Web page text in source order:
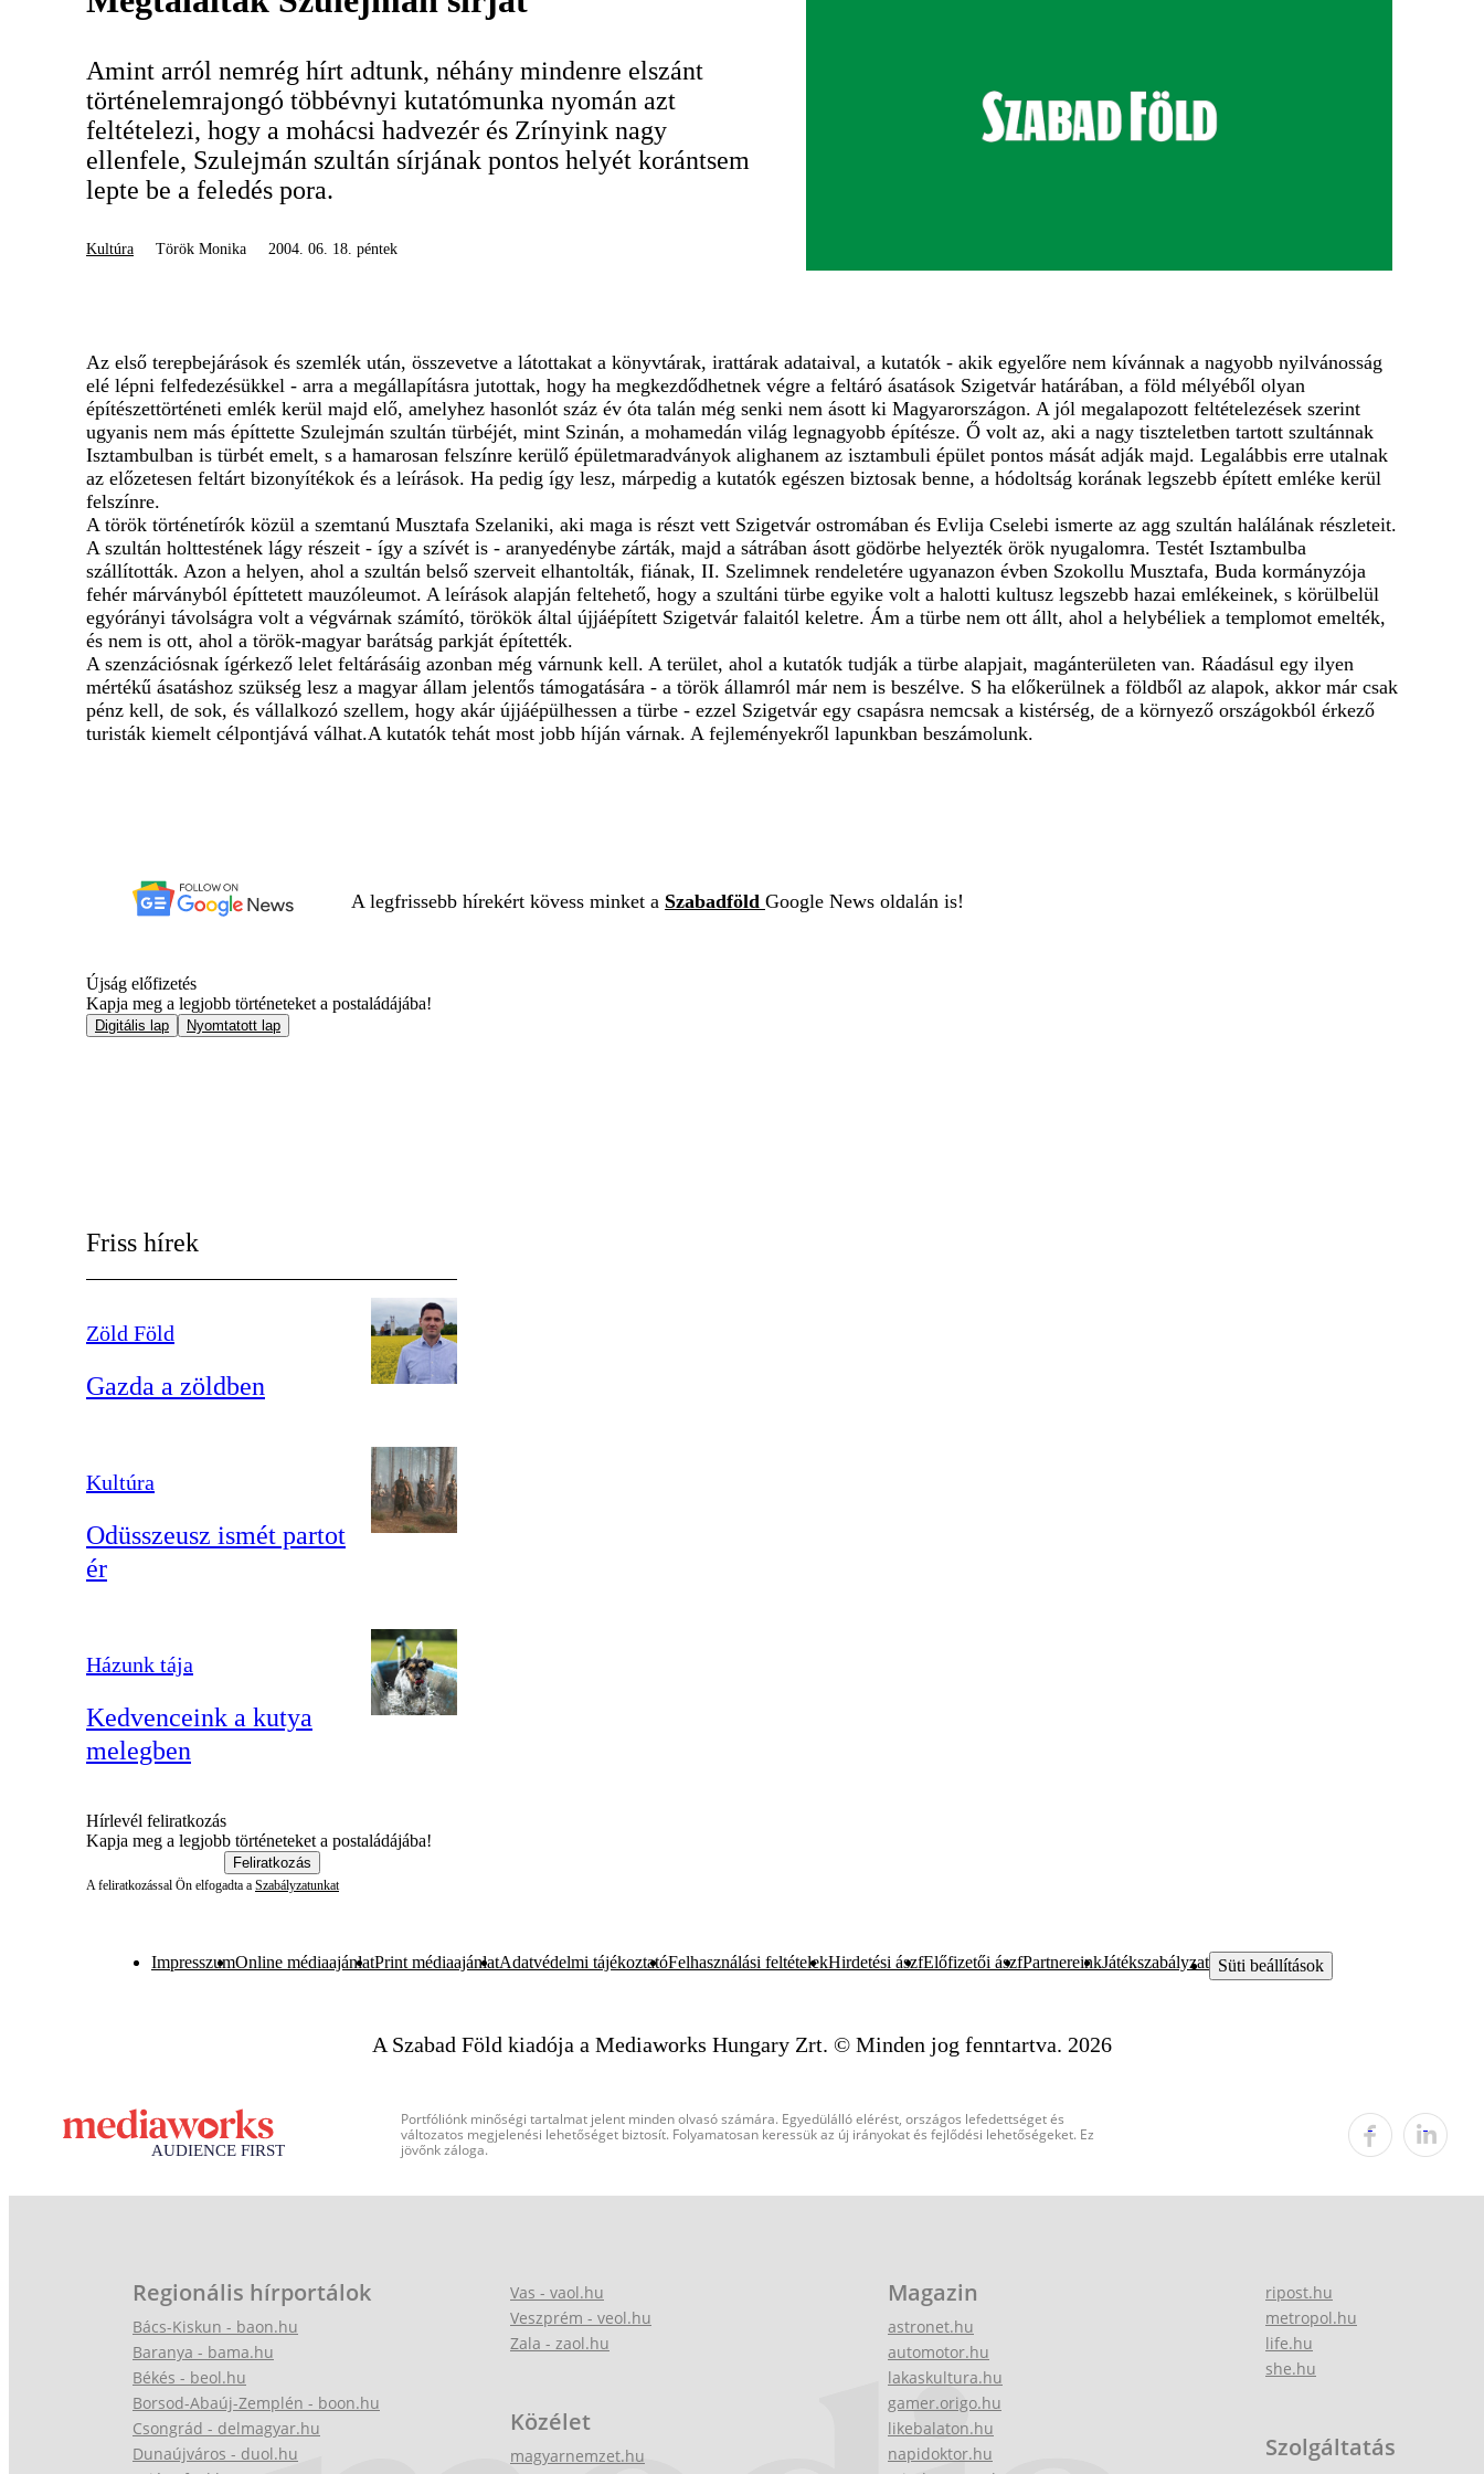
Amint arról nemrég hírt adtunk, néhány mindenre elszánt
történelemrajongó többévnyi kutatómunka nyomán azt
feltételezi, hogy a mohácsi hadvezér és Zrínyink nagy
ellenfele, Szulejmán szultán sírjának pontos helyét korántsem
lepte be a feledés pora.
Kultúra Török Monika 2004. 06. 18. péntek
Az első terepbejárások és szemlék után, összevetve a látottakat a könyvtárak, irattárak adataival, a kutatók - akik egyelőre nem kívánnak a nagyobb nyilvánosság
elé lépni felfedezésükkel - arra a megállapításra jutottak, hogy ha megkezdődhetnek végre a feltáró ásatások Szigetvár határában, a föld mélyéből olyan
építészettörténeti emlék kerül majd elő, amelyhez hasonlót száz év óta talán még senki nem ásott ki Magyarországon. A jól megalapozott feltételezések szerint
ugyanis nem más építtette Szulejmán szultán türbéjét, mint Szinán, a mohamedán világ legnagyobb építésze. Ő volt az, aki a nagy tiszteletben tartott szultánnak
Isztambulban is türbét emelt, s a hamarosan felszínre kerülő épületmaradványok alighanem az isztambuli épület pontos mását adják majd. Legalábbis erre utalnak
az előzetesen feltárt bizonyítékok és a leírások. Ha pedig így lesz, márpedig a kutatók egészen biztosak benne, a hódoltság korának legszebb épített emléke kerül
felszínre.
A török történetírók közül a szemtanú Musztafa Szelaniki, aki maga is részt vett Szigetvár ostromában és Evlija Cselebi ismerte az agg szultán halálának részleteit.
A szultán holttestének lágy részeit - így a szívét is - aranyedénybe zárták, majd a sátrában ásott gödörbe helyezték örök nyugalomra. Testét Isztambulba
szállították. Azon a helyen, ahol a szultán belső szerveit elhantolták, fiának, II. Szelimnek rendeletére ugyanazon évben Szokollu Musztafa, Buda kormányzója
fehér márványból építtetett mauzóleumot. A leírások alapján feltehető, hogy a szultáni türbe egyike volt a halotti kultusz legszebb hazai emlékeinek, s körülbelül
egyórányi távolságra volt a végvárnak számító, törökök által újjáépített Szigetvár falaitól keletre. Ám a türbe nem ott állt, ahol a helybéliek a templomot emelték,
és nem is ott, ahol a török-magyar barátság parkját építették.
A szenzációsnak ígérkező lelet feltárásáig azonban még várnunk kell. A terület, ahol a kutatók tudják a türbe alapjait, magánterületen van. Ráadásul egy ilyen
mértékű ásatáshoz szükség lesz a magyar állam jelentős támogatására - a török államról már nem is beszélve. S ha előkerülnek a földből az alapok, akkor már csak
pénz kell, de sok, és vállalkozó szellem, hogy akár újjáépülhessen a türbe - ezzel Szigetvár egy csapásra nemcsak a kistérség, de a környező országokból érkező
turisták kiemelt célpontjává válhat.A kutatók tehát most jobb híján várnak. A fejleményekről lapunkban beszámolunk.
A legfrissebb hírekért kövess minket a Szabadföld Google News oldalán is!
Újság előfizetés
Kapja meg a legjobb történeteket a postaládájába!
Digitális lap Nyomtatott lap
Friss hírek
Zöld Föld
Gazda a zöldben
Kultúra
Odüsszeusz ismét partot
ér
Házunk tája
Kedvenceink a kutya
melegben
Hírlevél feliratkozás
Kapja meg a legjobb történeteket a postaládájába!
Feliratkozás
A feliratkozással Ön elfogadta a Szabályzatunkat
ImpresszumOnline médiaajánlatPrint médiaajánlatAdatvédelmi tájékoztatóFelhasználási feltételekHirdetési ászfElőfizetői ászfPartnereinkJátékszabályzat Süti beállítások
A Szabad Föld kiadója a Mediaworks Hungary Zrt. © Minden jog fenntartva. 2026
Portfóliónk minőségi tartalmat jelent minden olvasó számára. Egyedülálló elérést, országos lefedettséget és
változatos megjelenési lehetőséget biztosít. Folyamatosan keressük az új irányokat és fejlődési lehetőségeket. Ez
jövőnk záloga.
Regionális hírportálok
Bács-Kiskun - baon.hu
Baranya - bama.hu
Békés - beol.hu
Borsod-Abaúj-Zemplén - boon.hu
Csongrád - delmagyar.hu
Dunaújváros - duol.hu
Vas - vaol.hu
Veszprém - veol.hu
Zala - zaol.hu
Közélet
magyarnemzet.hu
Magazin
astronet.hu
automotor.hu
lakaskultura.hu
gamer.origo.hu
likebalaton.hu
napidoktor.hu
ripost.hu
metropol.hu
life.hu
she.hu
Szolgáltatás